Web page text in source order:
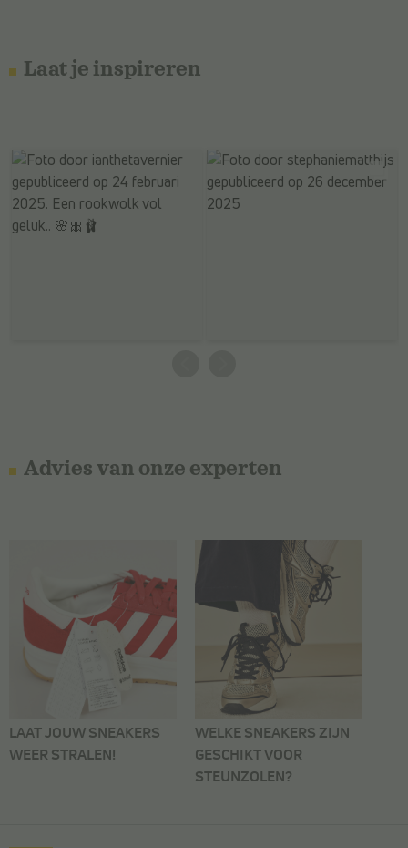
Laat je inspireren
Advies van onze experten
LAAT JOUW SNEAKERS
WEER STRALEN!
WELKE SNEAKERS ZIJN
GESCHIKT VOOR
STEUNZOLEN?